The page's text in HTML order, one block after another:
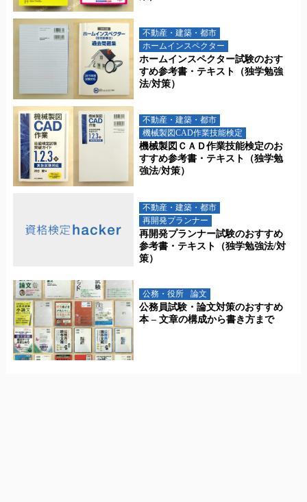
不動産・建築・都市
ホームインスペクター
ホームインスペクター試験のおす
すめ参考書・テキスト（独学勉強
法/対策）
不動産・建築・都市
機械製図CAD作業技能検定
機械製図ＣＡＤ作業技能検定のお
すすめ参考書・テキスト（独学勉
強法/対策）
不動産・建築・都市
再開発プランナー
再開発プランナー試験のおすすめ
参考書・テキスト（独学勉強法/対
策）
公務・役所 論文
公務員試験・論文対策のおすすめ
本 – 文章の構成から書き方まで